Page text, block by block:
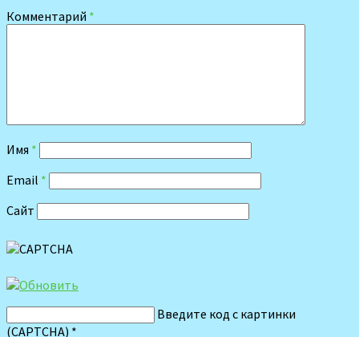
Комментарий *
Имя *
Email *
Сайт
Введите код с картинки
(CAPTCHA) *